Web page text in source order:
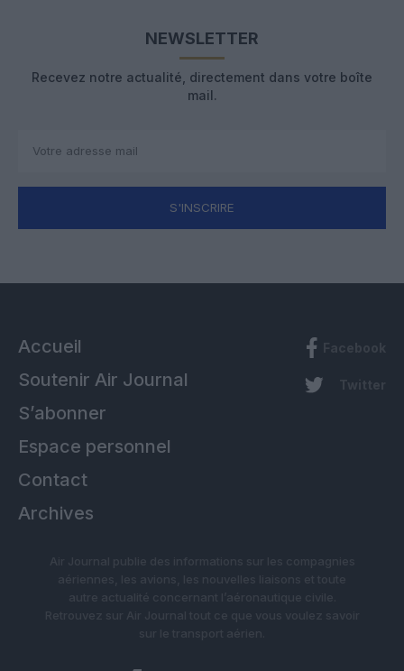
NEWSLETTER
Recevez notre actualité, directement dans votre boîte
mail.
S'INSCRIRE
Accueil
Soutenir Air Journal
S’abonner
Espace personnel
Contact
Archives